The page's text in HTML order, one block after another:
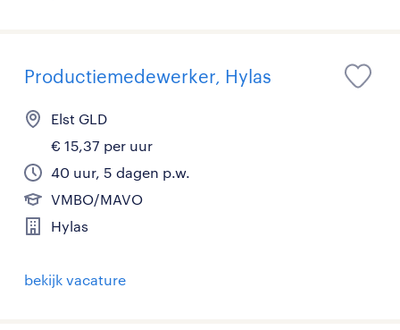
Productiemedewerker, Hylas
Elst GLD
€ 15,37 per uur
40 uur, 5 dagen p.w.
VMBO/MAVO
Hylas
bekijk vacature